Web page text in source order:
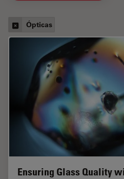
Ópticas
Ensuring Glass Quality